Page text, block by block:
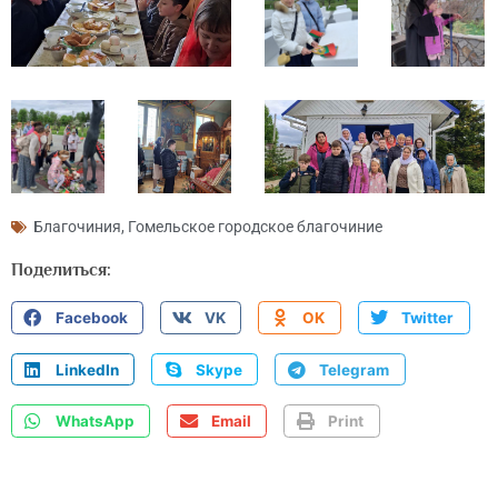
Благочиния, Гомельское городское благочиние
Поделиться:
Facebook VK OK Twitter
LinkedIn Skype Telegram
WhatsApp Email Print